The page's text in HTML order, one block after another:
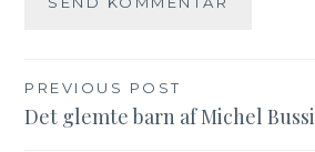
Indlægsnavigation
PREVIOUS POST
Det glemte barn af Michel Bussi